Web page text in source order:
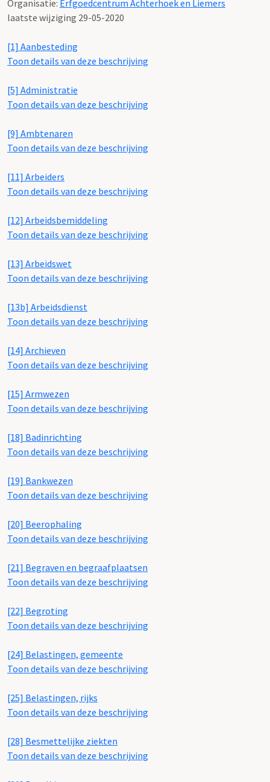
Organisatie: Erfgoedcentrum Achterhoek en Liemers
laatste wijziging 29-05-2020
[1] Aanbesteding
Toon details van deze beschrijving
[5] Administratie
Toon details van deze beschrijving
[9] Ambtenaren
Toon details van deze beschrijving
[11] Arbeiders
Toon details van deze beschrijving
[12] Arbeidsbemiddeling
Toon details van deze beschrijving
[13] Arbeidswet
Toon details van deze beschrijving
[13b] Arbeidsdienst
Toon details van deze beschrijving
[14] Archieven
Toon details van deze beschrijving
[15] Armwezen
Toon details van deze beschrijving
[18] Badinrichting
Toon details van deze beschrijving
[19] Bankwezen
Toon details van deze beschrijving
[20] Beerophaling
Toon details van deze beschrijving
[21] Begraven en begraafplaatsen
Toon details van deze beschrijving
[22] Begroting
Toon details van deze beschrijving
[24] Belastingen, gemeente
Toon details van deze beschrijving
[25] Belastingen, rijks
Toon details van deze beschrijving
[28] Besmettelijke ziekten
Toon details van deze beschrijving